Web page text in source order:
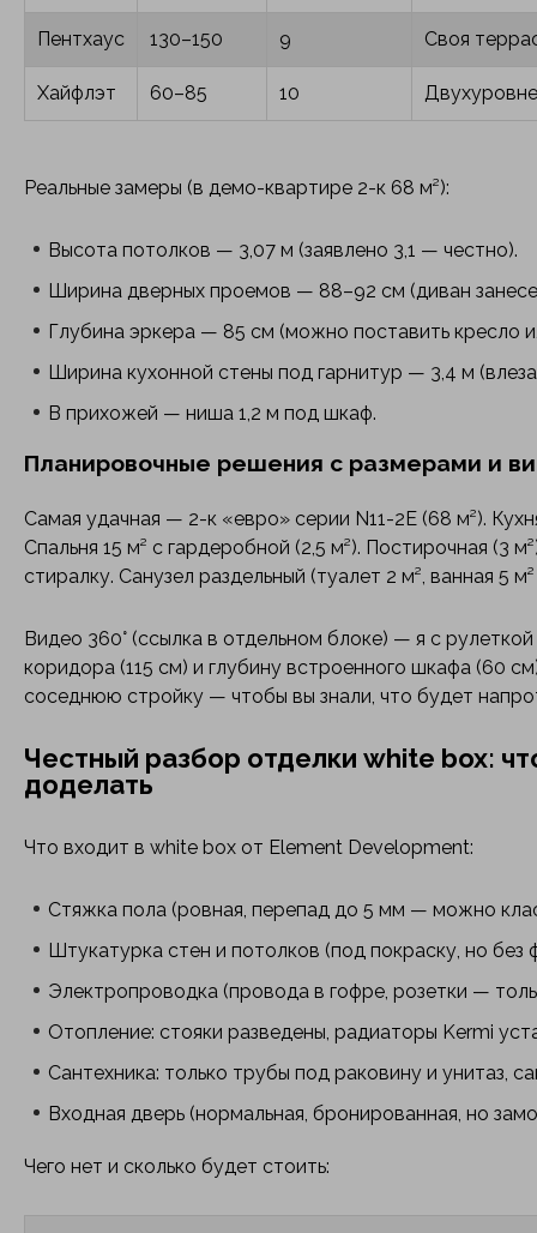
Пентхаус 130–150 9 Своя
Хайфлэт 60–85 10
Реальные замеры (в демо-квартире 2-к 68 м²):
Высота потолков — 3,07 м (заявлено 3,1 — честно).
Ширина дверных проемов — 88–92 см (диван
Глубина эркера — 85 см (можно поставить кресло
Ширина кухонной стены под гарнитур — 3,4 м
В прихожей — ниша 1,2 м под шкаф.
Планировочные решения с размерами и
Самая удачная — 2-к «евро» серии N11-2E (68 м²).
Спальня 15 м² с гардеробной (2,5 м²). Постирочная (3
стиралку. Санузел раздельный (туалет 2 м², ванная 5
Видео 360° (ссылка в отдельном блоке) — я с
коридора (115 см) и глубину встроенного шкафа (60
соседнюю стройку — чтобы вы знали, что будет
Честный разбор отделки white box:
доделать
Что входит в white box от Element Development:
Стяжка пола (ровная, перепад до 5 мм — можно
Штукатурка стен и потолков (под покраску, но без
Электропроводка (провода в гофре, розетки —
Отопление: стояки разведены, радиаторы Kermi
Сантехника: только трубы под раковину и унитаз,
Входная дверь (нормальная, бронированная, но
Чего нет и сколько будет стоить: